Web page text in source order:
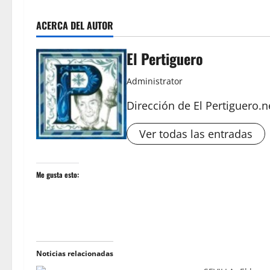
ACERCA DEL AUTOR
El Pertiguero
Administrator
Dirección de El
Ver todas las entradas
Me gusta esto:
Noticias relacionadas